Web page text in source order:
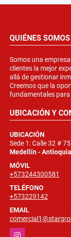
QUIÉNES SOMOS
Somos una
clientes la mejor
allá de gestionar
Creemos que la
fundamentales
UBICACIÓN Y
UBICACIÓN
Sede 1: Calle 32 #
Medellín -
MÓVIL
+573244300581
TELÉFONO
+573229142
EMAIL
Instagram